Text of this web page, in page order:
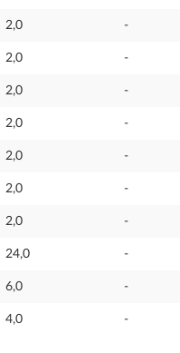
2,0 -
2,0 -
2,0 -
2,0 -
2,0 -
2,0 -
2,0 -
24,0 -
6,0 -
4,0 -